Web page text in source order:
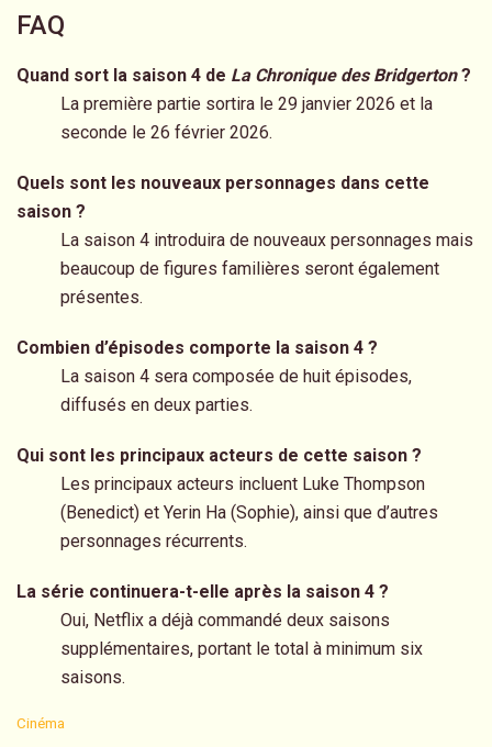
FAQ
Quand sort la saison 4 de La Chronique des Bridgerton?
La première partie sortira le 29 janvier 2026 et la
seconde le 26 février 2026.
Quels sont les nouveaux personnages dans cette
saison ?
La saison 4 introduira de nouveaux personnages mais
beaucoup de figures familières seront également
présentes.
Combien d’épisodes comporte la saison 4 ?
La saison 4 sera composée de huit épisodes,
diffusés en deux parties.
Qui sont les principaux acteurs de cette saison ?
Les principaux acteurs incluent Luke Thompson
(Benedict) et Yerin Ha (Sophie), ainsi que d’autres
personnages récurrents.
La série continuera-t-elle après la saison 4 ?
Oui, Netflix a déjà commandé deux saisons
supplémentaires, portant le total à minimum six
saisons.
C
Cinéma